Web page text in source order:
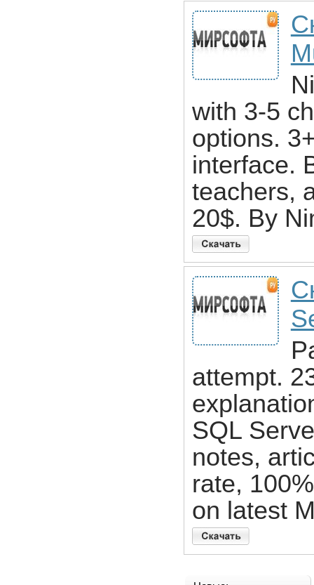
with 3-5
options.
interface.
teachers,
20$. By
attempt.
SQL
notes,
rate,
on latest